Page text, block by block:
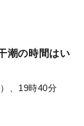
潮の時間はい
、19時40分